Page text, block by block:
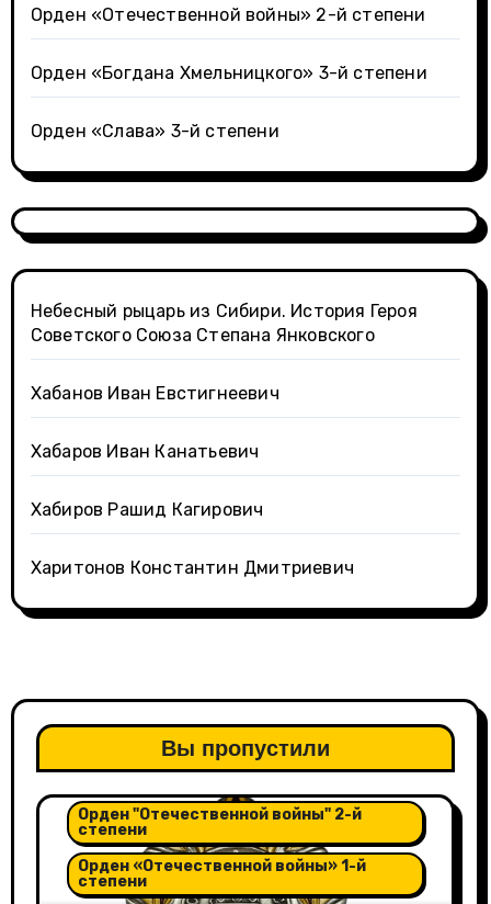
Орден «Отечественной войны» 2-й степени
Орден «Богдана Хмельницкого» 3-й степени
Орден «Слава» 3-й степени
Небесный рыцарь из Сибири. История Героя
Советского Союза Степана Янковского
Хабанов Иван Евстигнеевич
Хабаров Иван Канатьевич
Хабиров Рашид Кагирович
Харитонов Константин Дмитриевич
Вы пропустили
Орден "Александра Невского"
Орден "Отечественной войны" 2-й
степени
Орден «Отечественной войны» 1-й
степени